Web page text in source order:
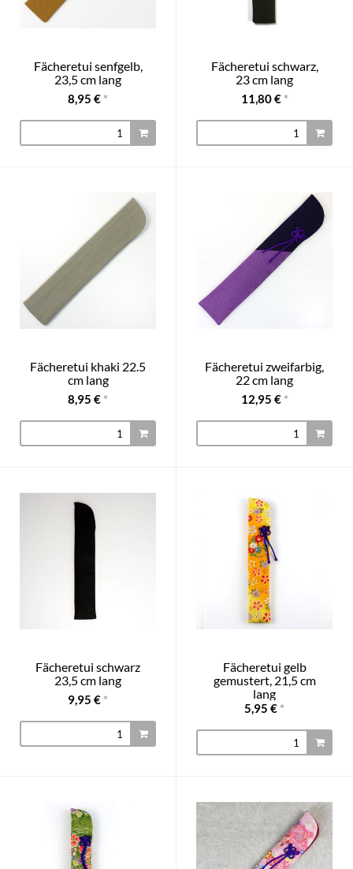
Fächeretui senfgelb,
23,5 cm lang
8,95 € *
Fächeretui schwarz,
23 cm lang
11,80 € *
Fächeretui khaki 22.5
cm lang
8,95 € *
Fächeretui zweifarbig,
22 cm lang
12,95 € *
Fächeretui schwarz
23,5 cm lang
9,95 € *
Fächeretui gelb
gemustert, 21,5 cm
lang
5,95 € *